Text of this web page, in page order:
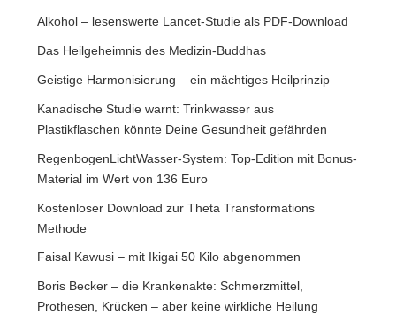
Alkohol – lesenswerte Lancet-Studie als PDF-Download
Das Heilgeheimnis des Medizin-Buddhas
Geistige Harmonisierung – ein mächtiges Heilprinzip
Kanadische Studie warnt: Trinkwasser aus
Plastikflaschen könnte Deine Gesundheit gefährden
RegenbogenLichtWasser-System: Top-Edition mit Bonus-
Material im Wert von 136 Euro
Kostenloser Download zur Theta Transformations
Methode
Faisal Kawusi – mit Ikigai 50 Kilo abgenommen
Boris Becker – die Krankenakte: Schmerzmittel,
Prothesen, Krücken – aber keine wirkliche Heilung